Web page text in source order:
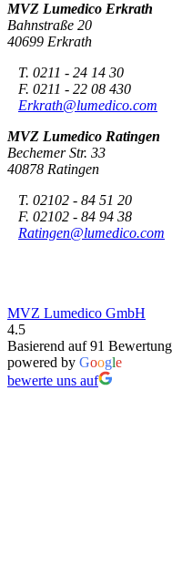
MVZ Lumedico Erkrath
Bahnstraße 20
40699 Erkrath
T. 0211 - 24 14 30
F. 0211 - 22 08 430
Erkrath@lumedico.com
MVZ Lumedico Ratingen
Bechemer Str. 33
40878 Ratingen
T. 02102 - 84 51 20
F. 02102 - 84 94 38
Ratingen@lumedico.com
MVZ Lumedico GmbH
4.5
Basierend auf 91
powered by Google
bewerte uns auf